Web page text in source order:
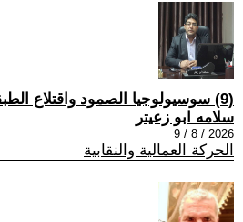
(9) سوسيولوجيا الصمود واقتلاع الطبقة العاملة
سلامه ابو زعيتر
2026 / 8 / 9
الحركة العمالية والنقابية